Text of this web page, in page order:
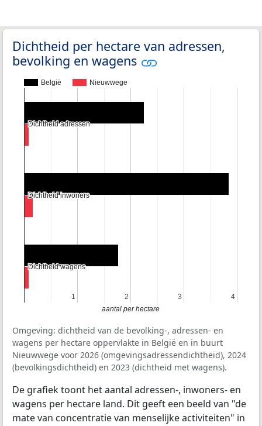
Dichtheid per hectare van adressen,
bevolking en wagens
België Nieuwwege
1
1 2
2 3
3 4
4
Dichtheid adressen
Dichtheid adressen
Dichtheid inwoners
Dichtheid inwoners
Dichtheid wagens
Dichtheid wagens
aantal per hectare
Omgeving: dichtheid van de bevolking-, adressen- en
wagens per hectare oppervlakte in België en in buurt
Nieuwwege voor 2026 (omgevingsadressendichtheid), 2024
(bevolkingsdichtheid) en 2023 (dichtheid met wagens).
De grafiek toont het aantal adressen-, inwoners- en
wagens per hectare land. Dit geeft een beeld van "de
mate van concentratie van menselijke activiteiten" in